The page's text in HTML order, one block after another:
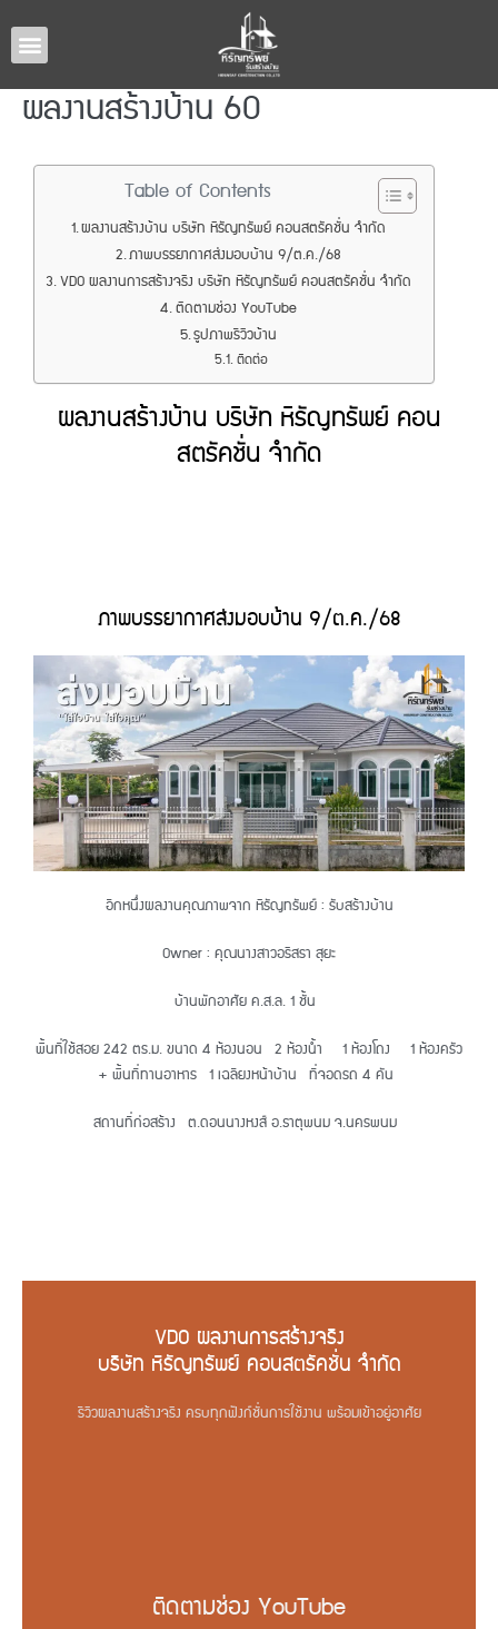
ผลงานสร้างบ้าน 60
Table of Contents
ผลงานสร้างบ้าน บริษัท หิรัญทรัพย์ คอนสตรัคชั่น จำกัด
ภาพบรรยากาศส่งมอบบ้าน 9/ต.ค./68
VDO ผลงานการสร้างจริง บริษัท หิรัญทรัพย์ คอนสตรัคชั่น จำกัด
ติดตามช่อง YouTube
รูปภาพรีวิวบ้าน
ติดต่อ
ผลงานสร้างบ้าน บริษัท หิรัญทรัพย์ คอน
สตรัคชั่น จำกัด
ภาพบรรยากาศส่งมอบบ้าน 9/ต.ค./68
อีกหนึ่งผลงานคุณภาพจาก หิรัญทรัพย์ : รับสร้างบ้าน
Owner : คุณนางสาวอริสรา สุยะ
บ้านพักอาศัย ค.ส.ล. 1 ชั้น
พื้นที่ใช้สอย 242 ตร.ม. ขนาด 4 ห้องนอน 2 ห้องน้ำ 1 ห้องโถง 1 ห้องครัว
+ พื้นที่ทานอาหาร 1 เฉลียงหน้าบ้าน ที่จอดรถ 4 คัน
สถานที่ก่อสร้าง ต.ดอนนางหงส์ อ.ธาตุพนม จ.นครพนม
VDO ผลงานการสร้างจริง
บริษัท หิรัญทรัพย์ คอนสตรัคชั่น จำกัด
รีวิวผลงานสร้างจริง ครบทุกฟังก์ชั่นการใช้งาน พร้อมเข้าอยู่อาศัย
ติดตามช่อง YouTube